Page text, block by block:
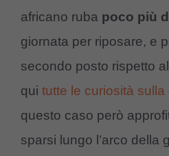
africano ruba poco più
giornata per riposare, e
secondo posto rispetto
qui tutte le curiosità sulla
questo caso però
sparsi lungo l’arco della